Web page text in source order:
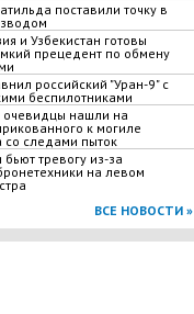
поставили точку в
и Узбекистан готовы
прецедент по обмену
российский "Уран-9" с
беспилотниками
очевидцы нашли на
к могиле
со следами пыток
тревогу из-за
на левом
ВСЕ НОВОСТИ »